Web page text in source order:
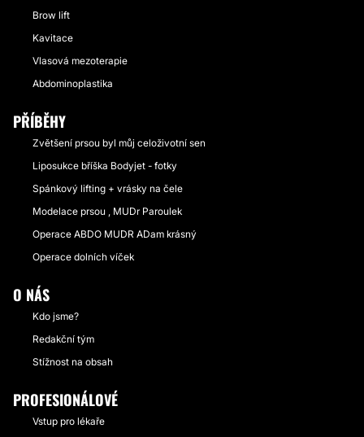
Brow lift
Kavitace
Vlasová mezoterapie
Abdominoplastika
PŘÍBĚHY
Zvětšení prsou byl můj celoživotní sen
Liposukce bříška Bodyjet - fotky
Spánkový lifting + vrásky na čele
Modelace prsou , MUDr Paroulek
Operace ABDO MUDR ADam krásný
Operace dolních víček
O NÁS
Kdo jsme?
Redakční tým
Stížnost na obsah
PROFESIONÁLOVÉ
Vstup pro lékaře